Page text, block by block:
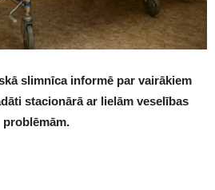
slimnīca informē par vairākiem
stacionārā ar lielām veselības
problēmām.